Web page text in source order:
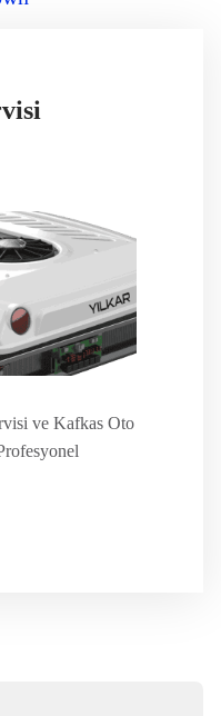
ve Kafkas Oto